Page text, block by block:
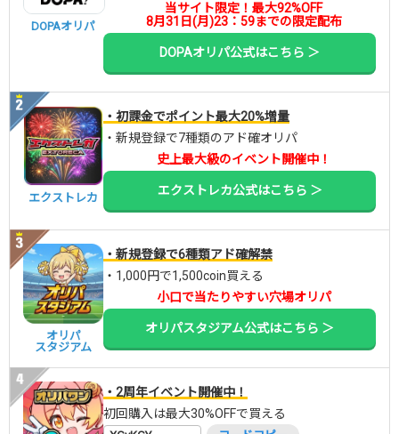
DOPAオリパ
当サイト限定！最大92%OFF
8月31日(月)23：59までの限定配布
DOPAオリパ公式はこちら ＞
エクストレカ
・初課金でポイント最大20%増量
・新規登録で7種類のアド確オリパ
史上最大級のイベント開催中！
エクストレカ公式はこちら ＞
オリパ
スタジアム
・新規登録で6種類アド確解禁
・1,000円で1,500coin買える
小口で当たりやすい穴場オリパ
オリパスタジアム公式はこちら ＞
・2周年イベント開催中！
初回購入は最大30%OFFで買える